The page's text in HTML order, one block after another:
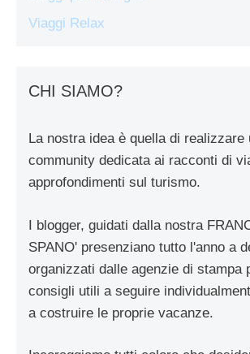
Viaggi Relax
CHI SIAMO?
La nostra idea è quella di realizzare
community dedicata ai racconti di
approfondimenti sul turismo.
I blogger, guidati dalla nostra
SPANO' presenziano tutto l'anno a
organizzati dalle agenzie di stampa
consigli utili a seguire
a costruire le proprie vacanze.